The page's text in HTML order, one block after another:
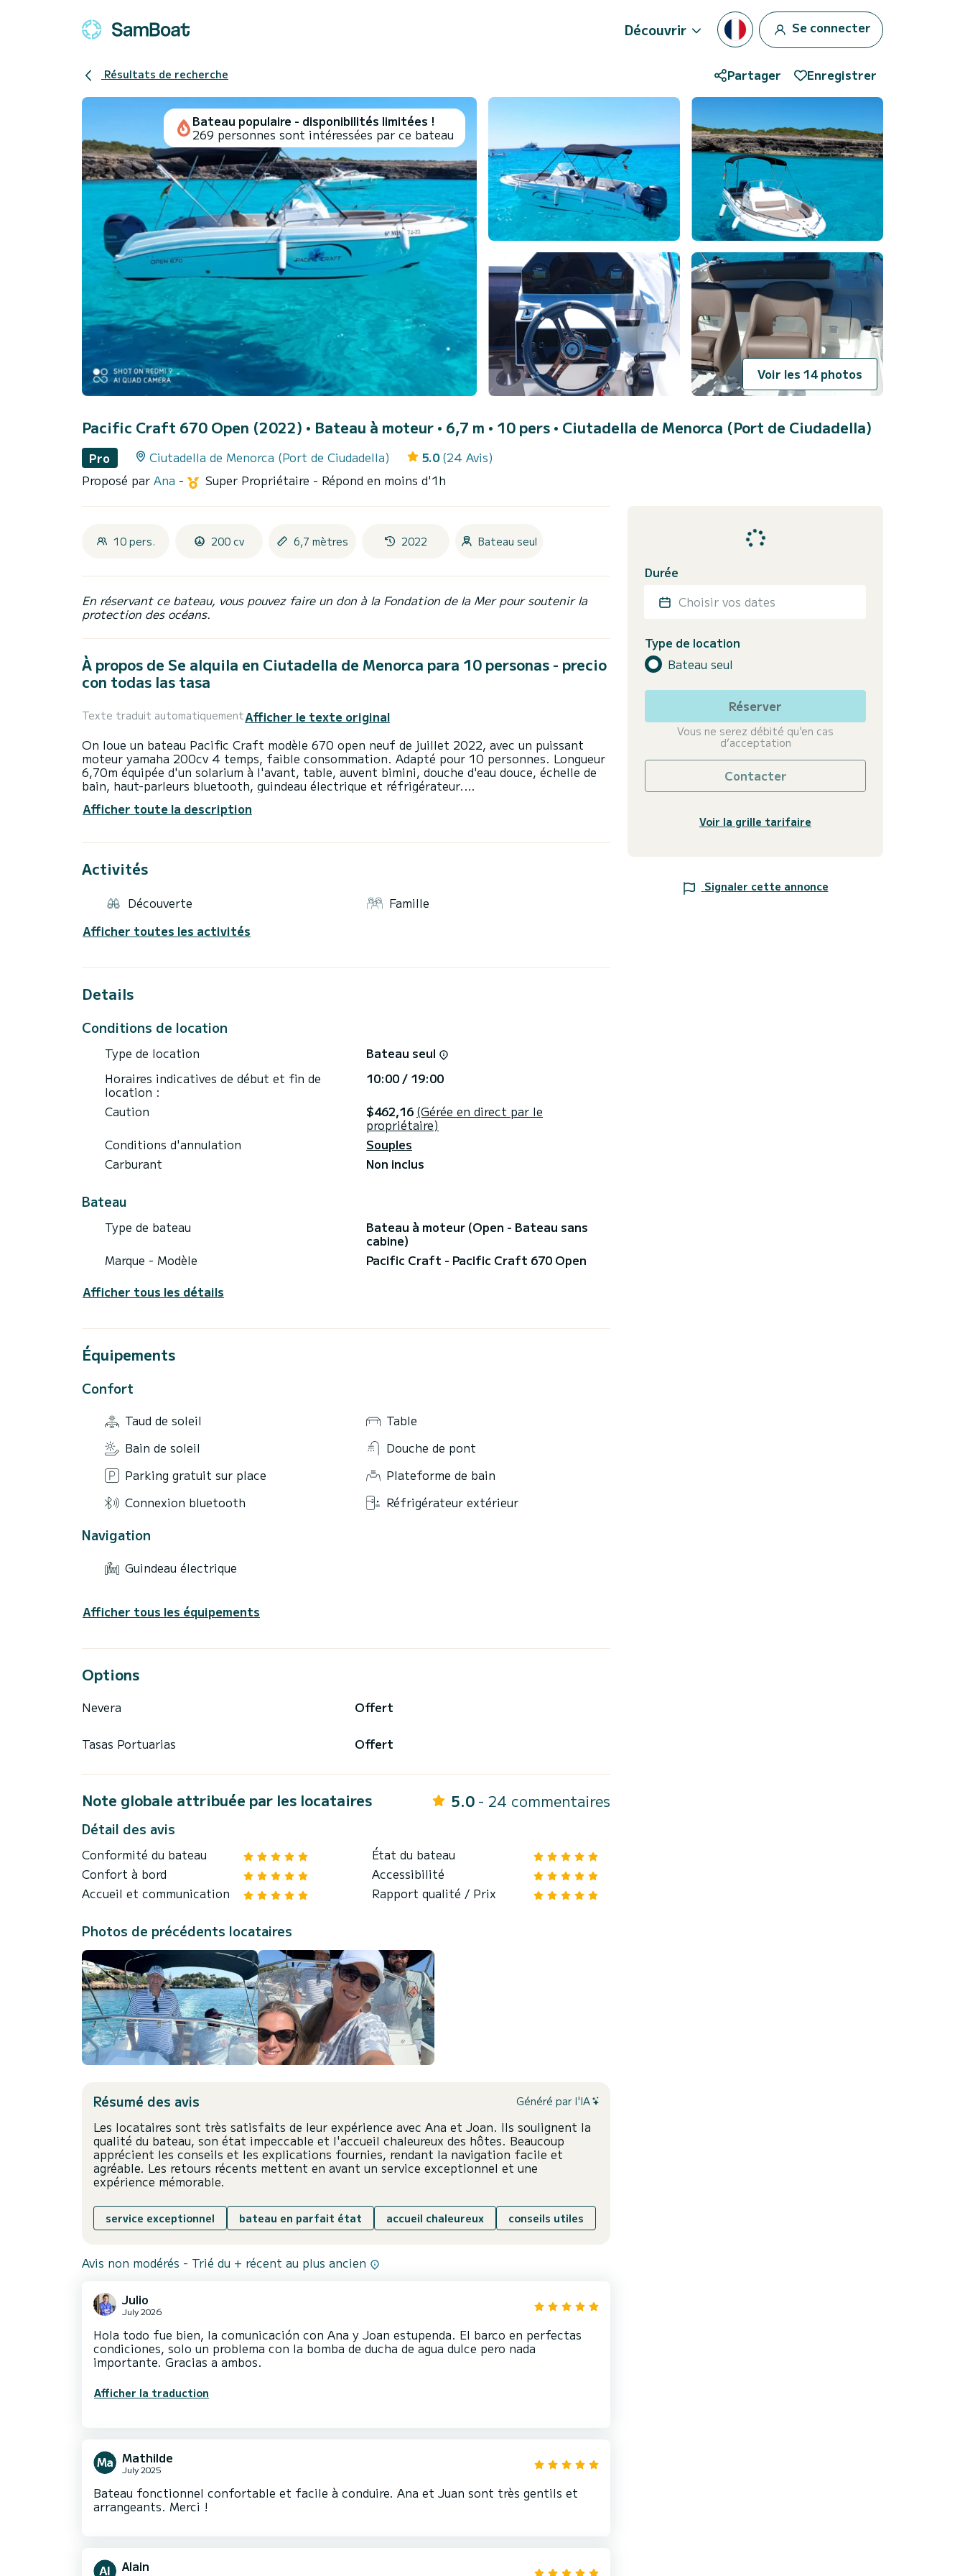
Découvrir Se connecter
Résultats de recherche Partager Enregistrer
Voir les 14 photos
Bateau populaire - disponibilités limitées !
269 personnes sont intéressées par ce bateau
Pacific Craft 670 Open (2022) • Bateau à moteur • 6,7 m • 10 pers • Ciutadella de Menorca (Port de Ciudadella)
Pro Ciutadella de Menorca (Port de Ciudadella) 5.0 (24 Avis)
Proposé par Ana - Super Propriétaire - Répond en moins d'1h
10 pers. 200 cv 6,7 mètres 2022 Bateau seul
En réservant ce bateau, vous pouvez faire un don à la Fondation de la Mer pour soutenir la
protection des océans.
À propos de Se alquila en Ciutadella de Menorca para 10 personas - precio
con todas las tasa
Texte traduit automatiquementAfficher le texte original
On loue un bateau Pacific Craft modèle 670 open neuf de juillet 2022, avec un puissant
moteur yamaha 200cv 4 temps, faible consommation. Adapté pour 10 personnes. Longueur
6,70m équipée d'un solarium à l'avant, table, auvent bimini, douche d'eau douce, échelle de
bain, haut-parleurs bluetooth, guindeau électrique et réfrigérateur.
comme Son Saura, Turqueta, Macarella, Mitjana, Trebaluger, Fustam, Escorxada, Binigaus,
ou entre amis.
Aucun frais supplémentaire à ajouter sauf l'essence utilisée.
Très important, pour piloter ce bateau, vous devez avoir au minimum le PNB (Patron de
Navigation de Base) ou supérieur.
En cas de réservation sans avoir la qualification requise, aucun remboursement ne sera
effectué.
Afficher toute la description
Activités
Découverte
Famille
Afficher toutes les activités
Details
Conditions de location
Type de location
Bateau seul
Horaires indicatives de début et fin de
location :
10:00 / 19:00
Caution
$462,16 (Gérée en direct par le
propriétaire)
Conditions d'annulation
Souples
Carburant
Non inclus
Bateau
Type de bateau Bateau à moteur (Open - Bateau sans
cabine)
Marque - Modèle
Pacific Craft - Pacific Craft 670 Open
Afficher tous les détails
Équipements
Confort
Taud de soleil
Table
Bain de soleil
Douche de pont
Parking gratuit sur place
Plateforme de bain
Connexion bluetooth
Réfrigérateur extérieur
Navigation
Guindeau électrique
Afficher tous les équipements
Options
Nevera Offert
Tasas Portuarias Offert
Note globale attribuée par les locataires 5.0 - 24 commentaires
Détail des avis
Conformité du bateau
État du bateau
Confort à bord
Accessibilité
Accueil et communication
Rapport qualité / Prix
Photos de précédents locataires
Résumé des avis Généré par l'IA
Les locataires sont très satisfaits de leur expérience avec Ana et Joan. Ils soulignent la
qualité du bateau, son état impeccable et l'accueil chaleureux des hôtes. Beaucoup
apprécient les conseils et les explications fournies, rendant la navigation facile et
agréable. Les retours récents mettent en avant un service exceptionnel et une
expérience mémorable.
service exceptionnel bateau en parfait état accueil chaleureux conseils utiles
Avis non modérés - Trié du + récent au plus ancien
Julio
July 2026
Hola todo fue bien, la comunicación con Ana y Joan estupenda. El barco en perfectas
condiciones, solo un problema con la bomba de ducha de agua dulce pero nada
importante. Gracias a ambos.
Afficher la traduction
Mathilde
July 2025
Bateau fonctionnel confortable et facile à conduire. Ana et Juan sont très gentils et
arrangeants. Merci !
Alain
Durée
Choisir vos dates
Type de location
Bateau seul
Réserver
Vous ne serez débité qu'en cas
d’acceptation
Contacter
Voir la grille tarifaire
Signaler cette annonce